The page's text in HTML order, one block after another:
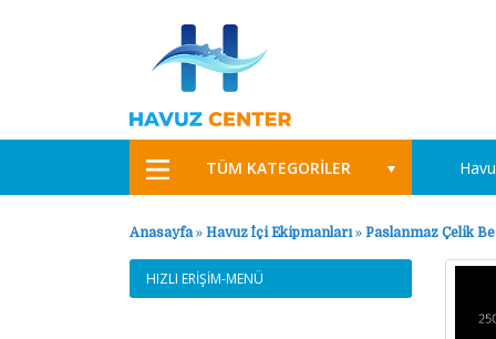
TÜM KATEGORİLER
Anasayfa» Havuz İçi Ekipmanları» Paslanmaz Çelik
HIZLI ERİŞİM-MENÜ